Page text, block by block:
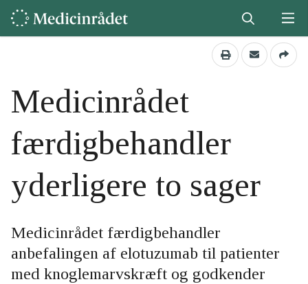
Medicinrådet
færdigbehandler
yderligere to sager
Medicinrådet færdigbehandler
anbefalingen af elotuzumab til patienter
med knoglemarvskræft og godkender